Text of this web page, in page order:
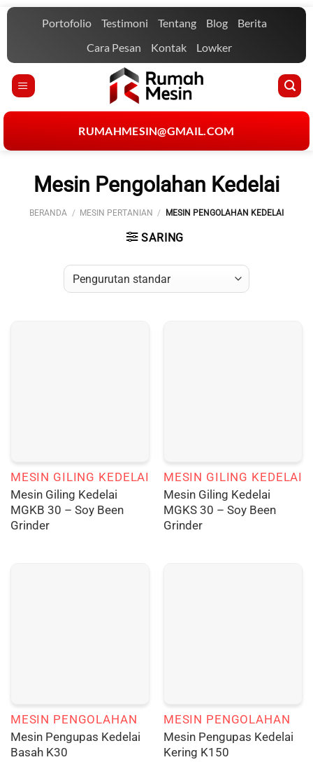
Skip
Portofolio Testimoni Tentang Blog
Berita
Cara Pesan
Kontak Lowker
RUMAHMESIN@GMAIL.COM
Mesin Pengolahan Kedelai
BERANDA / MESIN PERTANIAN / MESIN PENGOLAHAN KEDELAI
SARING
MESIN GILING KEDELAI
Mesin Giling Kedelai
MGKB 30 – Soy Been
Grinder
MESIN GILING KEDELAI
Mesin Giling Kedelai
MGKS 30 – Soy Been
Grinder
MESIN PENGOLAHAN
Mesin Pengupas Kedelai
Basah K30
MESIN PENGOLAHAN
Mesin Pengupas Kedelai
Kering K150